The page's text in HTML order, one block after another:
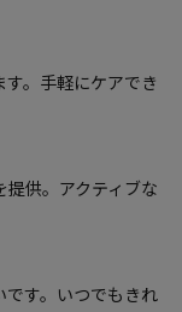
。手軽にケアでき
供。アクティブな
す。いつでもきれ